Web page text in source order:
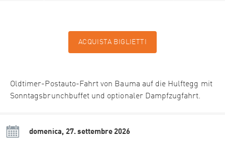
ACQUISTA BIGLIETTI
Oldtimer-Postauto-Fahrt von Bauma auf die Hulftegg mit
Sonntagsbrunchbuffet und optionaler Dampfzugfahrt.
domenica, 27. settembre 2026